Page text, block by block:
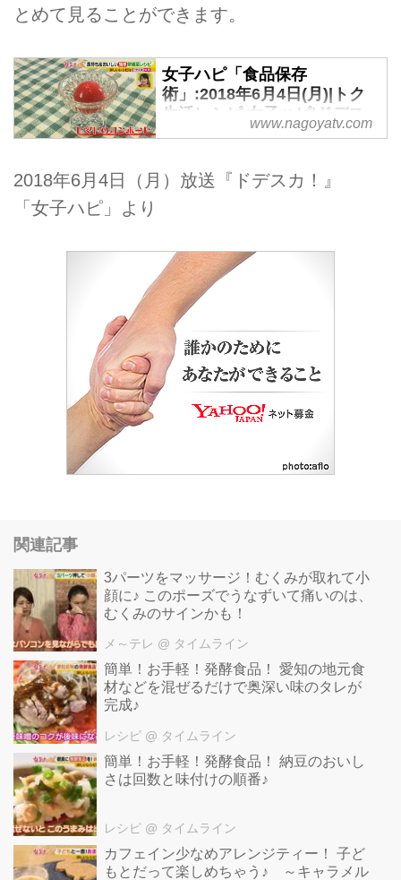
とめて見ることができます。
女子ハピ「食品保存
術」:2018年6月4日(月)|トク
生活レシピ 女子ハピ|ドデス
カ！-名古屋テレビ【メ～テ
www.nagoyatv.com
2018年6月4日（月）放送『ドデスカ！』
「女子ハピ」より
関連記事
3パーツをマッサージ！むくみが取れて小
顔に♪ このポーズでうなずいて痛いのは、
むくみのサインかも！
メ～テレ @ タイムライン
簡単！お手軽！発酵食品！ 愛知の地元食
材などを混ぜるだけで奥深い味のタレが
完成♪
レシピ @ タイムライン
簡単！お手軽！発酵食品！ 納豆のおいし
さは回数と味付けの順番♪
レシピ @ タイムライン
カフェイン少なめアレンジティー！ 子ど
もとだって楽しめちゃう♪ ～キャラメル